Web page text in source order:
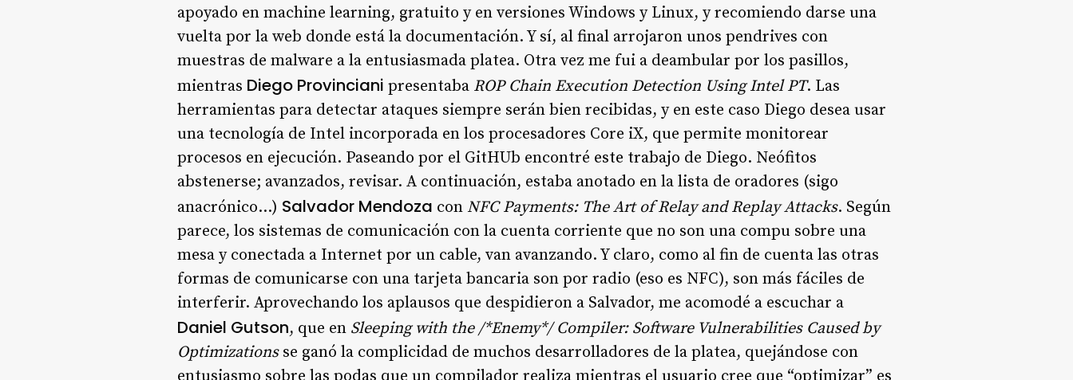
apoyado en machine learning, gratuito y en versiones Windows y Linux, y recomiendo darse una
vuelta por la web donde está la documentación. Y sí, al final arrojaron unos pendrives con
muestras de malware a la entusiasmada platea. Otra vez me fui a deambular por los pasillos,
mientras Diego Provinciani presentaba ROP Chain Execution Detection Using Intel PT. Las
herramientas para detectar ataques siempre serán bien recibidas, y en este caso Diego desea usar
una tecnología de Intel incorporada en los procesadores Core iX, que permite monitorear
procesos en ejecución. Paseando por el GitHUb encontré este trabajo de Diego. Neófitos
abstenerse; avanzados, revisar. A continuación, estaba anotado en la lista de oradores (sigo
anacrónico…) Salvador Mendoza con NFC Payments: The Art of Relay and Replay Attacks. Según
parece, los sistemas de comunicación con la cuenta corriente que no son una compu sobre una
mesa y conectada a Internet por un cable, van avanzando. Y claro, como al fin de cuenta las otras
formas de comunicarse con una tarjeta bancaria son por radio (eso es NFC), son más fáciles de
interferir. Aprovechando los aplausos que despidieron a Salvador, me acomodé a escuchar a
Daniel Gutson, que en Sleeping with the /*Enemy*/ Compiler: Software Vulnerabilities Caused by
Optimizationsse ganó la complicidad de muchos desarrolladores de la platea, quejándose con